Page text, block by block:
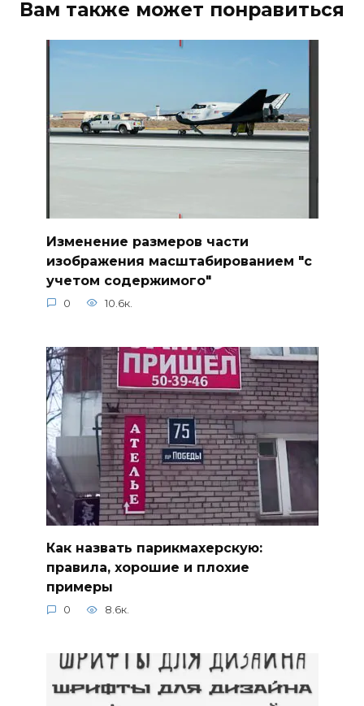
Вам также может понравиться
Изменение размеров части
изображения масштабированием "с
учетом содержимого"
0 10.6к.
Как назвать парикмахерскую:
правила, хорошие и плохие
примеры
0 8.6к.